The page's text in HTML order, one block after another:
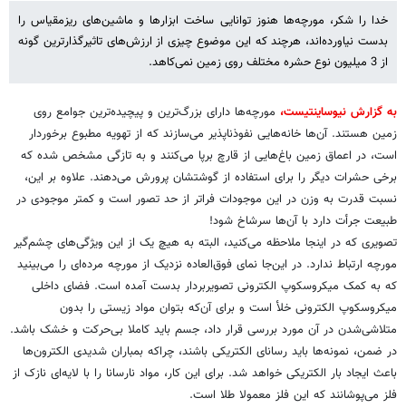
خدا را شکر، مورچه‌ها هنوز توانایی ساخت ابزارها و ماشین‌های ریزمقیاس را
بدست نیاورده‌اند، هرچند که این موضوع چیزی از ارزش‌های تاثیرگذارترین گونه
از 3 میلیون نوع حشره مختلف روی زمین نمی‌کاهد.
به گزارش نیوساینتیست، مورچه‌ها دارای بزرگ‌ترین و پیچیده‌ترین جوامع روی
زمین هستند. آن‌ها خانه‌هایی نفوذناپذیر می‌سازند که از تهویه مطبوع برخوردار
است، در اعماق زمین باغ‌هایی از قارچ برپا می‌کنند و به تازگی مشخص شده که
برخی حشرات دیگر را برای استفاده از گوشتشان پرورش می‌دهند. علاوه بر این،
نسبت قدرت به وزن در این موجودات فراتر از حد تصور است و کمتر موجودی در
طبیعت جرأت دارد با آن‌ها سرشاخ شود!
تصویری که در اینجا ملاحظه می‌کنید، البته به هیچ یک از این ویژگی‌های چشم‌گیر
مورچه ارتباط ندارد. در این‌جا نمای فوق‌العاده نزدیک از مورچه مرده‌ای را می‌بینید
که به کمک میکروسکوپ الکترونی تصویربردار بدست آمده است. فضای داخلی
میکروسکوپ الکترونی خلأ است و برای آن‌که بتوان مواد زیستی را بدون
متلاشی‌شدن در آن مورد بررسی قرار داد، جسم باید کاملا بی‌حرکت و خشک باشد.
در ضمن، نمونه‌ها باید رسانای الکتریکی باشند، چراکه بمباران شدیدی الکترون‌ها
باعث ایجاد بار الکتریکی خواهد شد. برای این کار، مواد نارسانا را با لایه‌ای نازک از
فلز می‌پوشانند که این فلز معمولا طلا است.